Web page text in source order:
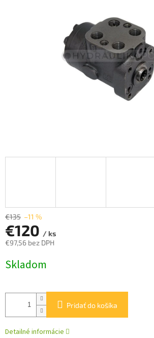
€135 –11 %
€120 / ks
€97,56 bez DPH
cena:
Skladom
Pridať do košíka
Detailné informácie